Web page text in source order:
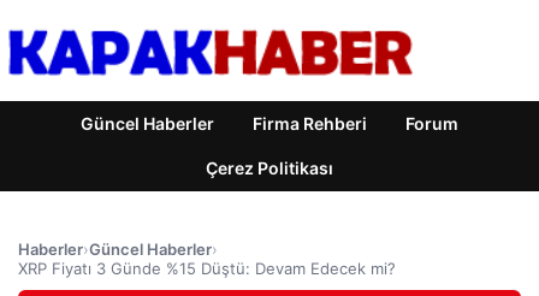
Güncel Haberler Firma Rehberi Forum
Çerez Politikası
Haberler›Güncel Haberler›
XRP Fiyatı 3 Günde %15 Düştü: Devam Edecek mi?